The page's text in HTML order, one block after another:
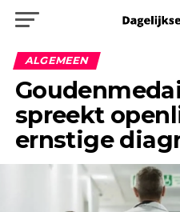
ALGEMEEN
spreekt
ernstige